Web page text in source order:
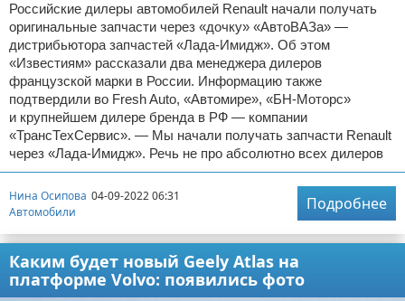
Российские дилеры автомобилей Renault начали получать
оригинальные запчасти через «дочку» «АвтоВАЗа» —
дистрибьютора запчастей «Лада-Имидж». Об этом
«Известиям» рассказали два менеджера дилеров
французской марки в России. Информацию также
подтвердили во Fresh Auto, «Автомире», «БН-Моторс»
и крупнейшем дилере бренда в РФ — компании
«ТрансТехСервис». — Мы начали получать запчасти Renault
через «Лада-Имидж». Речь не про абсолютно всех дилеров
Нина Осипова 04-09-2022 06:31
Автомобили
Подробнее
Каким будет новый Geely Atlas на
платформе Volvo: появились фото